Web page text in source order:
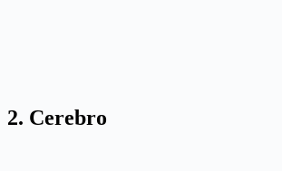
2. Cerebro